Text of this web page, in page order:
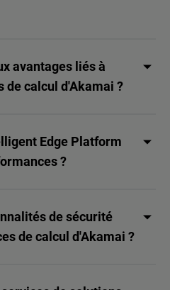
avantages liés à
de calcul d'Akamai ?
Edge Platform
?
de sécurité
de calcul d'Akamai ?